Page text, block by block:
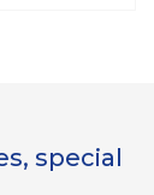
special